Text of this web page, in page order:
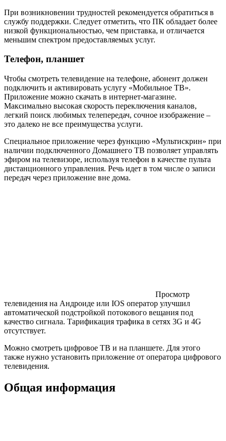
При возникновении трудностей рекомендуется обратиться в
службу поддержки. Следует отметить, что ПК обладает более
низкой функциональностью, чем приставка, и отличается
меньшим спектром предоставляемых услуг.
Телефон, планшет
Чтобы смотреть телевидение на телефоне, абонент должен
подключить и активировать услугу «Мобильное ТВ».
Приложение можно скачать в интернет-магазине.
Максимально высокая скорость переключения каналов,
легкий поиск любимых телепередач, сочное изображение –
это далеко не все преимущества услуги.
Специальное приложение через функцию «Мультискрин» при
наличии подключенного Домашнего ТВ позволяет управлять
эфиром на телевизоре, используя телефон в качестве пульта
дистанционного управления. Речь идет в том числе о записи
передач через приложение вне дома.
Просмотр
телевидения на Андроиде или IOS оператор улучшил
автоматической подстройкой потокового вещания под
качество сигнала. Тарификация трафика в сетях 3G и 4G
отсутствует.
Можно смотреть цифровое ТВ и на планшете. Для этого
также нужно установить приложение от оператора цифрового
телевидения.
Общая информация